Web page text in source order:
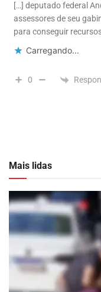
[…] deputado federal
assessores de seu
para conseguir
Carregando...
0
Mais lidas